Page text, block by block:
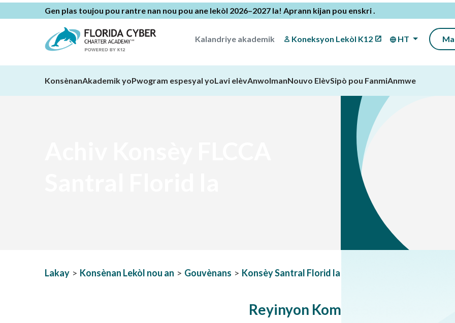
Gen plas toujou pou rantre nan nou pou ane lekòl 2026–2027 la! Aprann kijan pou enskri.
Kalandriye akademik Koneksyon Lekòl K12 HT
KonsènanAkademik yoPwogram espesyal yoLavi elèvAnwolmanNouvo ElèvSipò pou FanmiAnmwe
Lakay > Konsènan Lekòl nou an > Gouvènans > Konsèy Santral Florid la
Reyinyon Komite Sot pase yo